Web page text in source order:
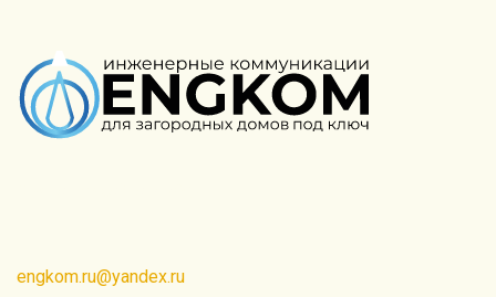
engkom.ru@yandex.ru